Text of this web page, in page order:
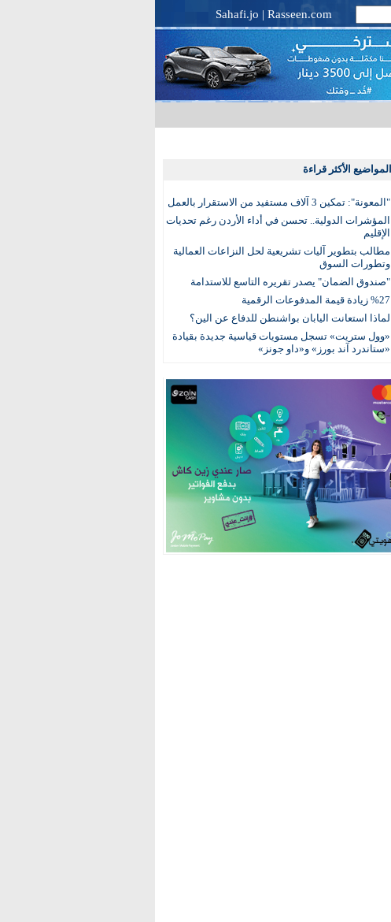
Sahafi.jo | Rasseen.com
المواضيع الأكثر قراءة
"المعونة": تمكين 3 آلاف مستفيد من الاستقرار بالعمل
المؤشرات الدولية.. تحسن في أداء الأردن رغم تحديات
الإقليم
مطالب بتطوير آليات تشريعية لحل النزاعات العمالية
وتطورات السوق
"صندوق الضمان" يصدر تقريره التاسع للاستدامة
%27 زيادة قيمة المدفوعات الرقمية
لماذا استعانت اليابان بواشنطن للدفاع عن الين؟
«وول ستريت» تسجل مستويات قياسية جديدة بقيادة
«ستاندرد آند بورز» و«داو جونز»